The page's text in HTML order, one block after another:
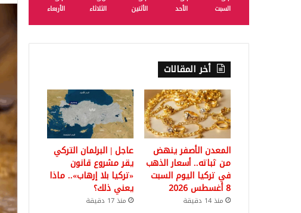
السبت الأحد الأثنين الثلاثاء الأربعاء
أخر المقالات
المعدن الأصفر ينهض
من ثباته.. أسعار الذهب
في تركيا اليوم السبت
8 أغسطس 2026
منذ 14 دقيقة
عاجل | البرلمان التركي
يقر مشروع قانون
«تركيا بلا إرهاب».. ماذا
يعني ذلك؟
منذ 17 دقيقة